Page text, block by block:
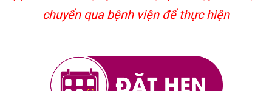
chuyển qua bệnh viện để thực hiện